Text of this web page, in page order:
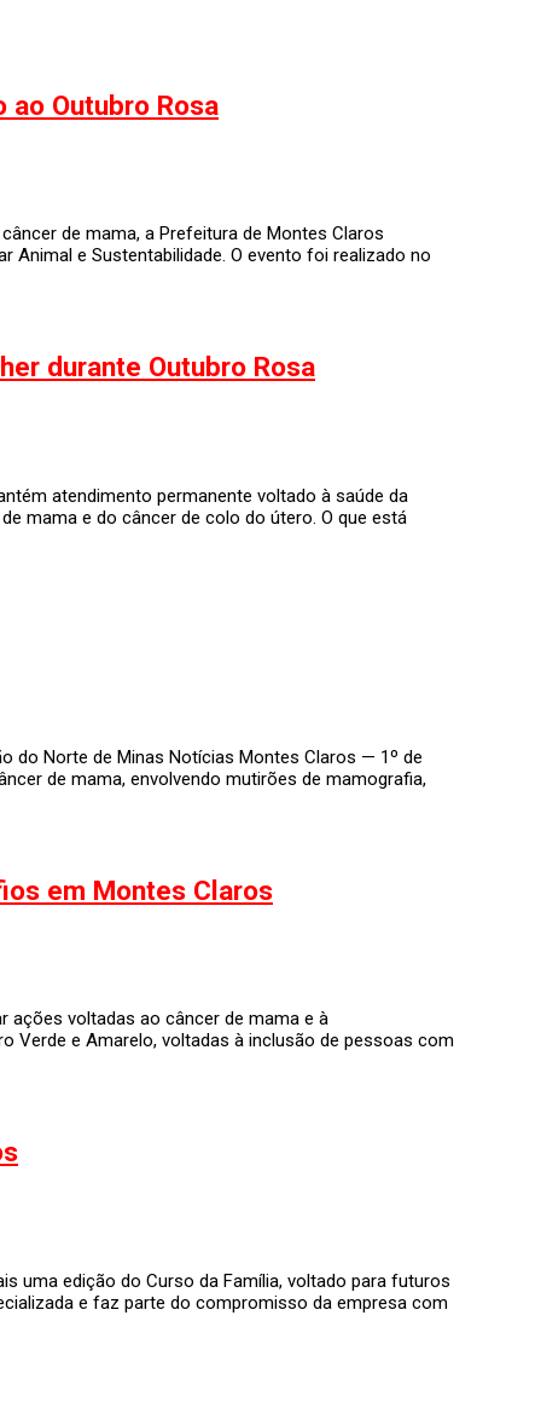
Outubro Rosa
de mama, a Prefeitura de Montes Claros
Animal e Sustentabilidade. O evento foi realizado no
durante Outubro Rosa
atendimento permanente voltado à saúde da
mama e do câncer de colo do útero. O que está
do Norte de Minas Notícias Montes Claros — 1º de
de mama, envolvendo mutirões de mamografia,
em Montes Claros
ações voltadas ao câncer de mama e à
Verde e Amarelo, voltadas à inclusão de pessoas com
uma edição do Curso da Família, voltado para futuros
e faz parte do compromisso da empresa com